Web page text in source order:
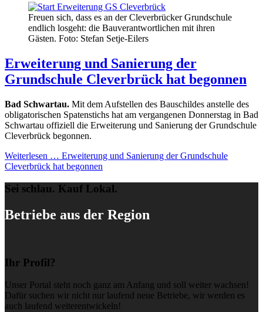
Freuen sich, dass es an der Cleverbrücker Grundschule
endlich losgeht: die Bauverantwortlichen mit ihren
Gästen. Foto: Stefan Setje-Eilers
Erweiterung und Sanierung der
Grundschule Cleverbrück hat begonnen
Bad Schwartau. Mit dem Aufstellen des Bauschildes anstelle des
obligatorischen Spatenstichs hat am vergangenen Donnerstag in Bad
Schwartau offiziell die Erweiterung und Sanierung der Grundschule
Cleverbrück begonnen.
Weiterlesen … Erweiterung und Sanierung der Grundschule
Cleverbrück hat begonnen
Sei schlau. Kauf Lokal.
Betriebe aus der Region
Ihr Profil?
Unser Portal steht noch ganz am Anfang und soll weiter wachsen!
Dafür suchen wir nicht nur laufend neue Betriebe, wir werden es
auch laufend weiterentwickeln!